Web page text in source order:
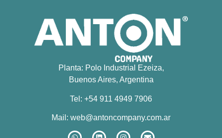
Planta: Polo Industrial Ezeiza,
Buenos Aires, Argentina
Tel: +54 911 4949 7906
Mail: web@antoncompany.com.ar